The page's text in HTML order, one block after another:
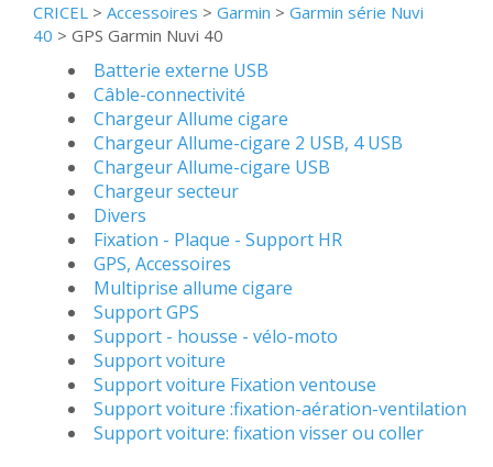
CRICEL > Accessoires > Garmin > Garmin série Nuvi
40 > GPS Garmin Nuvi 40
Batterie externe USB
Câble-connectivité
Chargeur Allume cigare
Chargeur Allume-cigare 2 USB, 4 USB
Chargeur Allume-cigare USB
Chargeur secteur
Divers
Fixation - Plaque - Support HR
GPS, Accessoires
Multiprise allume cigare
Support GPS
Support - housse - vélo-moto
Support voiture
Support voiture Fixation ventouse
Support voiture :fixation-aération-ventilation
Support voiture: fixation visser ou coller